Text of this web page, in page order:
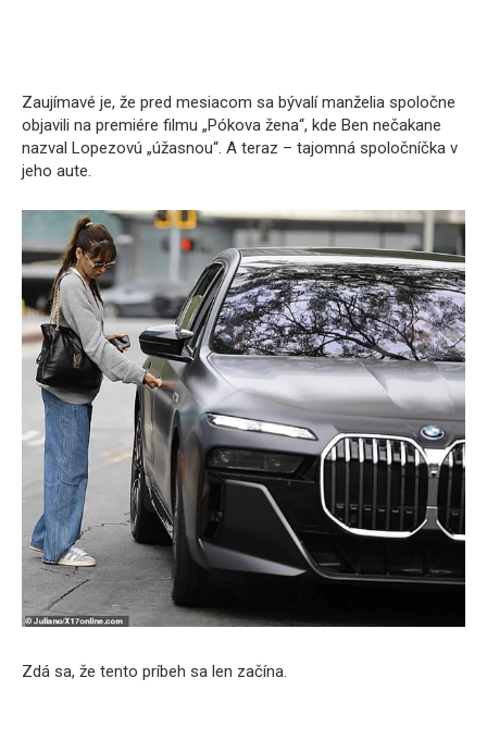
Zaujímavé je, že pred mesiacom sa bývalí manželia spoločne
objavili na premiére filmu „Pókova žena“, kde Ben nečakane
nazval Lopezovú „úžasnou“. A teraz – tajomná spoločníčka v
jeho aute.
Zdá sa, že tento príbeh sa len začína.